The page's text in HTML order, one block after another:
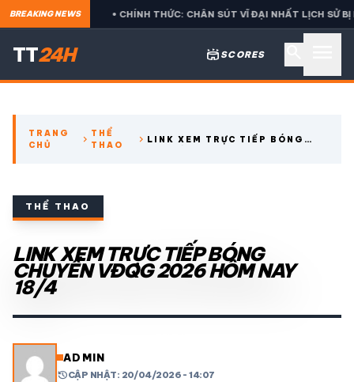
BREAKING NEWS
BETIS • CHÍNH THỨC: CHÂN SÚT VĨ ĐẠI NHẤT LỊCH SỬ BỊ LOẠI
TT24H stadium SCORES
CÁC GIẢI NGOẠI HẠNG
THỂ THAO TRONG NƯỚC
THỂ THAO
VIDEO
LỊCH THI ĐẤU
TRANG
CHỦ
chevron_right THỂ
THAO
chevron_right LINK XEM TRỰC TIẾP BÓNG
THỂ THAO
LINK XEM TRỰC TIẾP BÓNG
CHUYỀN VĐQG 2026 HÔM NAY
18/4
ADMIN
historyCẬP NHẬT: 20/04/2026 - 14:07